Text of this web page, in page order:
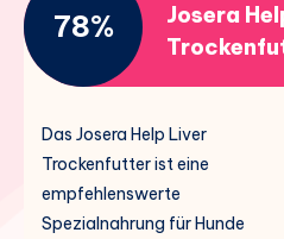
78%
Josera
Das Josera Help Liver
Trockenfutter ist eine
empfehlenswerte
Spezialnahrung für Hunde